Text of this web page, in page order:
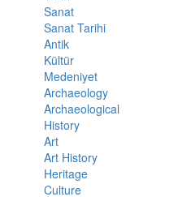
Sanat
Sanat Tarihi
Antik
Kültür
Medeniyet
Archaeology
Archaeological
History
Art
Art History
Heritage
Culture